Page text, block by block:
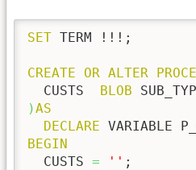
SET TERM !!!;
CREATE OR ALTER
  CUSTS
BLOB
)AS
DECLARE VARIABLE
BEGIN
  CUSTS
= '' ;